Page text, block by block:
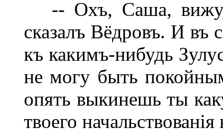
-- Охъ, Саша, вижу,
сказалъ Вёдровъ. И въ
къ какимъ-нибудь
не могу быть
опять выкинешь ты
твоего